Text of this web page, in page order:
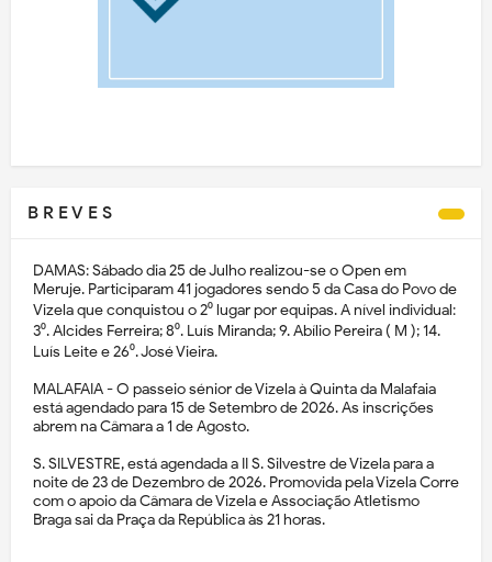
B R E V E S
DAMAS: Sábado dia 25 de Julho realizou-se o Open em
Meruje. Participaram 41 jogadores sendo 5 da Casa do Povo de
Vizela que conquistou o 2⁰ lugar por equipas. A nível individual:
3⁰. Alcides Ferreira; 8⁰. Luís Miranda; 9. Abílio Pereira ( M ); 14.
Luís Leite e 26⁰. José Vieira.
MALAFAIA - O passeio sénior de Vizela à Quinta da Malafaia
está agendado para 15 de Setembro de 2026. As inscrições
abrem na Câmara a 1 de Agosto.
S. SILVESTRE, está agendada a II S. Silvestre de Vizela para a
noite de 23 de Dezembro de 2026. Promovida pela Vizela Corre
com o apoio da Câmara de Vizela e Associação Atletismo
Braga sai da Praça da República às 21 horas.